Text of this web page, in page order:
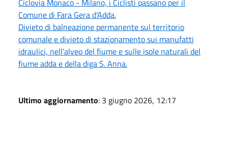
Comune di Fara Gera d'Adda.
Divieto di balneazione permanente sul territorio
comunale e divieto di stazionamento sui manufatti
idraulici, nell’alveo del fiume e sulle isole naturali del
fiume adda e della diga S. Anna.
Ultimo aggiornamento: 3 giugno 2026, 12:17